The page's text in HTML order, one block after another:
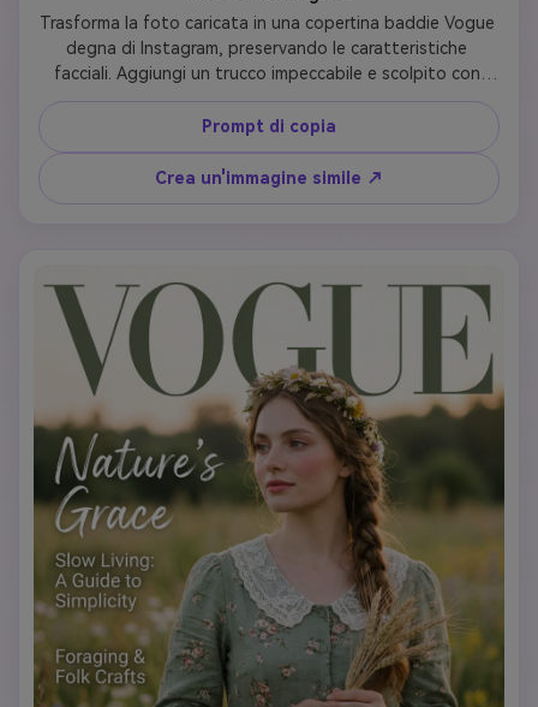
Trasforma la foto caricata in una copertina baddie Vogue
degna di Instagram, preservando le caratteristiche
facciali. Aggiungi un trucco impeccabile e scolpito con
contorni pesanti, ciglia finte drammatiche, labbra nude
lucide e sopracciglia perfette. I capelli dovrebbero essere
eleganti coda di cavallo alta, onde in cascata o bordi lisci
con peli di bambino. Outfit: bodycon, cut-out o
streetwear di lusso con loghi firmati. L'illuminazione
viso. Tipografia: 'VOGUE' in carattere moderno, titolo
'Influence & Style', linee di copertina sul potere dei social
media, segreti di bellezza e successo auto-creato.
Cattura la perfezione dell'influencer.
Prompt di copia
Crea un'immagine simile ↗